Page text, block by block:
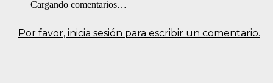
Por favor, inicia sesión para escribir un comentario.
Cargando comentarios…